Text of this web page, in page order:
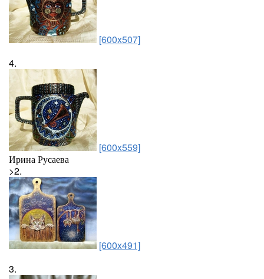
[600x507]
4.
[600x559]
Ирина Русаева
>2.
[600x491]
3.